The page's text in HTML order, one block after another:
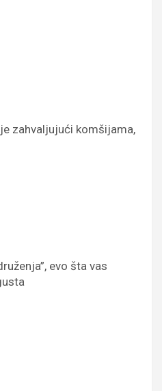
zahvaljujući komšijama,
evo šta vas